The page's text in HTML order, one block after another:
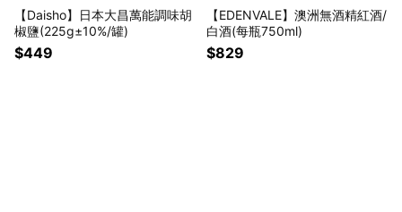
【Daisho】日本大昌萬能調味胡
椒鹽(225g±10%/罐)
$449
【EDENVALE】澳洲無酒精紅酒/
白酒(每瓶750ml)
$829